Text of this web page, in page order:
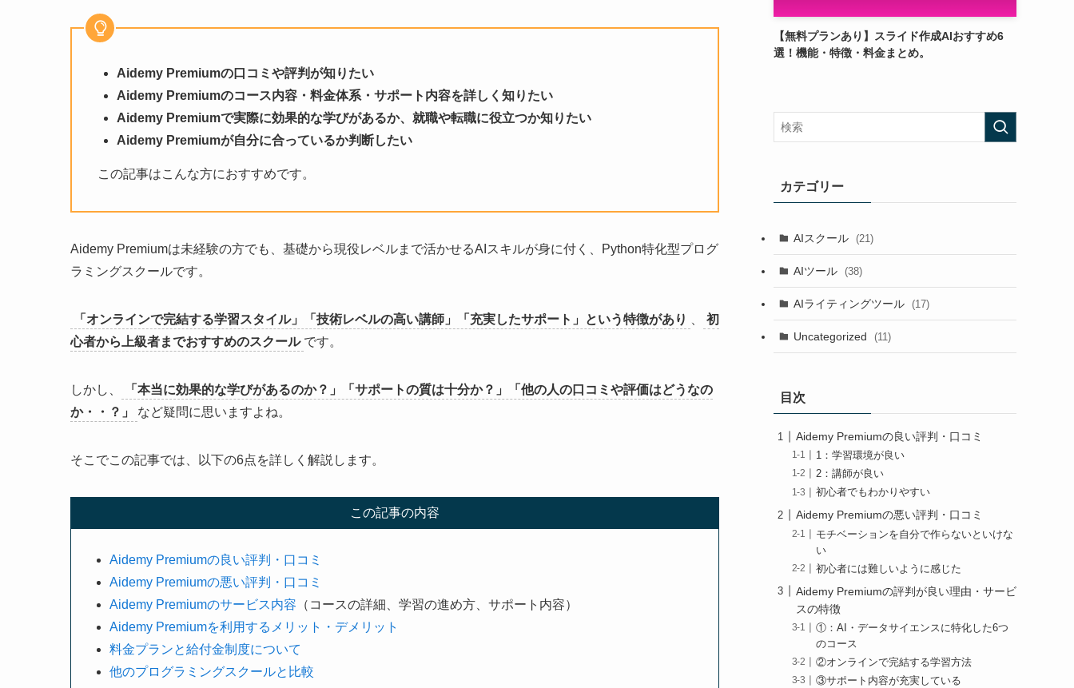
Aidemy Premiumの口コミや評判が知りたい
Aidemy Premiumのコース内容・料金体系・サポート内容を詳しく知りたい
Aidemy Premiumで実際に効果的な学びがあるか、就職や転職に役立つか知りたい
Aidemy Premiumが自分に合っているか判断したい
この記事はこんな方におすすめです。
Aidemy Premiumは未経験の方でも、基礎から現役レベルまで活かせるAIスキルが身に付く、Python特化型プログ
ラミングスクールです。
「オンラインで完結する学習スタイル」「技術レベルの高い講師」「充実したサポート」という特徴があり
初
心者から上級者までおすすめのスクール です。
しかし、
「本当に効果的な学びがあるのか？」「サポートの質は十分か？」「他の人の口コミや評価はどうなの
か・・？」
など疑問に思いますよね。
そこでこの記事では、以下の6点を詳しく解説します。
この記事の内容
Aidemy Premiumの良い評判・口コミ
Aidemy Premiumの悪い評判・口コミ
Aidemy Premiumのサービス内容 （コースの詳細、学習の進め方、サポート内容）
Aidemy Premiumを利用するメリット・デメリット
料金プランと給付金制度について
他のプログラミングスクールと比較
【無料プランあり】スライド作成AIおすすめ6
選！機能・特徴・料金まとめ。
カテゴリー
AIスクール (21)
AIツール (38)
AIライティングツール (17)
Uncategorized (11)
目次
Aidemy Premiumの良い評判・口コミ
1：学習環境が良い
2：講師が良い
初心者でもわかりやすい
Aidemy Premiumの悪い評判・口コミ
モチベーションを自分で作らないといけな
い
初心者には難しいように感じた
Aidemy Premiumの評判が良い理由・サービ
スの特徴
①：AI・データサイエンスに特化した6つ
のコース
②オンラインで完結する学習方法
③サポート内容が充実している